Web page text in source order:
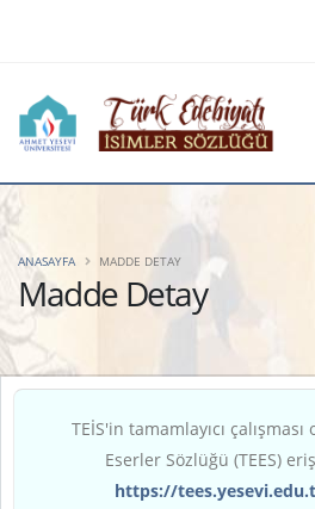
Madde Detay
ANASAYFA MADDE DETAY
TEİS'in tamamlayıcı
Eserler Sözlüğü (TEES)
https://